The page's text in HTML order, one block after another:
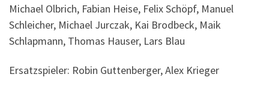
Michael Olbrich, Fabian Heise, Felix Schöpf, Manuel
Schleicher, Michael Jurczak, Kai Brodbeck, Maik
Schlapmann, Thomas Hauser, Lars Blau
Ersatzspieler: Robin Guttenberger, Alex Krieger